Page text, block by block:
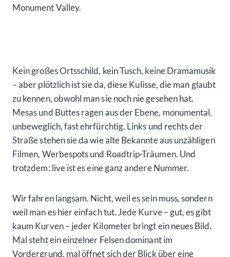
Monument Valley.
Kein großes Ortsschild, kein Tusch, keine Dramamusik
– aber plötzlich ist sie da, diese Kulisse, die man glaubt
zu kennen, obwohl man sie noch nie gesehen hat.
Mesas und Buttes ragen aus der Ebene, monumental,
unbeweglich, fast ehrfürchtig. Links und rechts der
Straße stehen sie da wie alte Bekannte aus unzähligen
Filmen, Werbespots und Roadtrip-Träumen. Und
trotzdem: live ist es eine ganz andere Nummer.
Wir fahren langsam. Nicht, weil es sein muss, sondern
weil man es hier einfach tut. Jede Kurve – gut, es gibt
kaum Kurven – jeder Kilometer bringt ein neues Bild.
Mal steht ein einzelner Felsen dominant im
Vordergrund, mal öffnet sich der Blick über eine